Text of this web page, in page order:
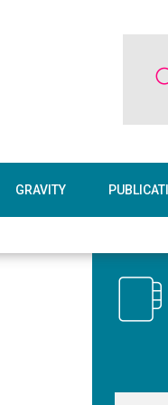
GRAVITY